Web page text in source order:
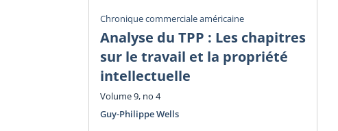
Chronique commerciale américaine
Analyse du TPP : Les chapitres
sur le travail et la propriété
intellectuelle
Volume 9, no 4
Guy-Philippe Wells